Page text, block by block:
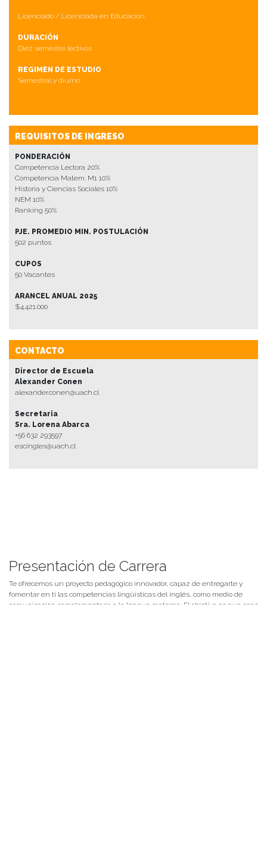
Licenciado / Licenciada en Educación
DURACIÓN
Diez semestre lectivos
REGIMEN DE ESTUDIO
Semestral y diurno
REQUISITOS DE INGRESO
PONDERACIÓN
Competencia Lectora 20%
Competencia Matem. M1 10%
Historia y Ciencias Sociales 10%
NEM 10%
Ranking 50%
PJE. PROMEDIO MIN. POSTULACIÓN
502 puntos
CUPOS
50 Vacantes
ARANCEL ANUAL 2025
$4.421.000
CONTACTO
Director de Escuela
Alexander Conen
alexander.conen@uach.cl
Secretaria
Sra. Lorena Abarca
+56 632 293597
escingles@uach.cl
Presentación de Carrera
Te ofrecemos un proyecto pedagógico innovador, capaz de entregarte y
fomentar en ti las competencias lingüísticas del inglés, como medio de
comunicación complementario a la lengua materna. El objetivo es que seas